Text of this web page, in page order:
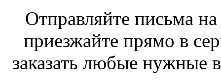
Отправляйте письма
приезжайте прямо в
заказать любые нужные